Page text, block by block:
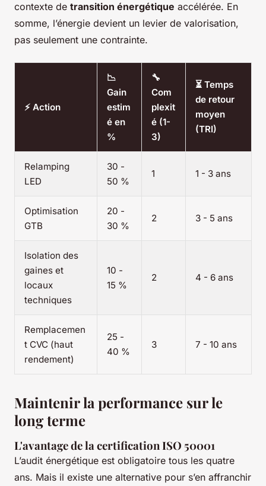
contexte de transition énergétique accélérée. En
somme, l’énergie devient un levier de valorisation,
pas seulement une contrainte.
⚡ Action
📉
Gain
estim
é en
%
🔧
Com
plexit
é (1-
3)
⏳ Temps
de retour
moyen
(TRI)
Relamping
LED
30 -
50 %
1 1 - 3 ans
Optimisation
GTB
20 -
30 %
2 3 - 5 ans
Isolation des
gaines et
locaux
techniques
10 -
15 %
2 4 - 6 ans
Remplacemen
t CVC (haut
rendement)
25 -
40 %
3 7 - 10 ans
Maintenir la performance sur le
long terme
L'avantage de la certification ISO 50001
L’audit énergétique est obligatoire tous les quatre
ans. Mais il existe une alternative pour s’en affranchir